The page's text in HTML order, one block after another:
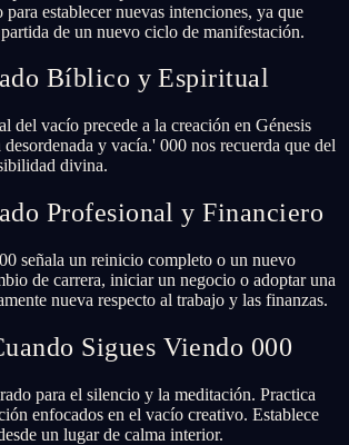
establecer nuevas intenciones, ya que
de un nuevo ciclo de manifestación.
Bíblico y Espiritual
del vacío precede a la creación en Génesis
y vacía.' 000 nos recuerda que del
divina.
Profesional y Financiero
señala un reinicio completo o un nuevo
de carrera, iniciar un negocio o adoptar una
nueva respecto al trabajo y las finanzas.
Sigues Viendo 000
para el silencio y la meditación. Practica
enfocados en el vacío creativo. Establece
un lugar de calma interior.